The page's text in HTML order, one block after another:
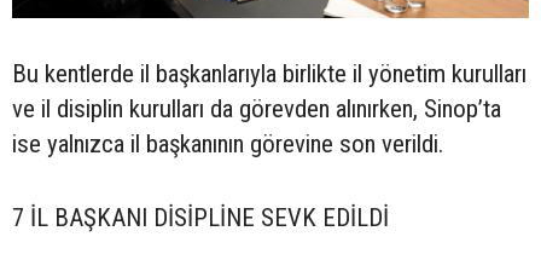
Bu kentlerde il başkanlarıyla birlikte il yönetim kurulları
ve il disiplin kurulları da görevden alınırken, Sinop’ta
ise yalnızca il başkanının görevine son verildi.
7 İL BAŞKANI DİSİPLİNE SEVK EDİLDİ